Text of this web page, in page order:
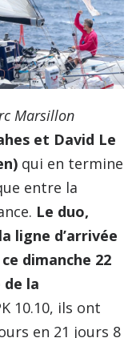
Marsillon
et David Le
qui en termine
entre la
Le duo,
ligne d’arrivée
dimanche 22
de la
10.10, ils ont
en 21 jours 8